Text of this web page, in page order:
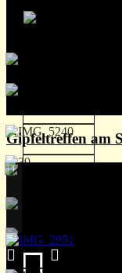
Gipfeltreffen am